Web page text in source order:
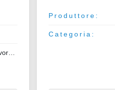
Produttore:
Categoria: